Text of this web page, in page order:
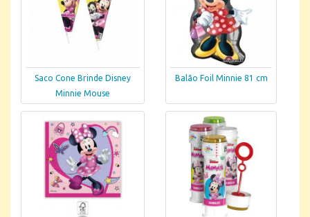
Saco Cone Brinde Disney
Minnie Mouse
Balão Foil Minnie 81 cm